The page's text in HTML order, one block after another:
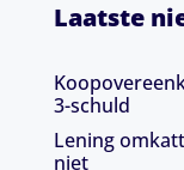
Laatste
3-schuld
Lening
niet